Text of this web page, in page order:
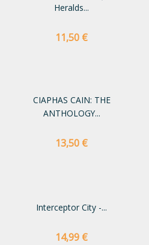
Heralds...
Preço
11,50 €
CIAPHAS CAIN: THE
ANTHOLOGY...
Preço
13,50 €
Interceptor City -...
Preço
14,99 €